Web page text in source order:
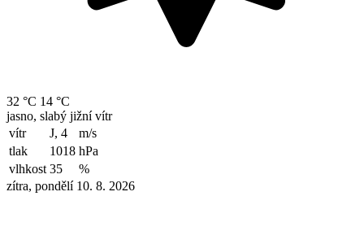
32 °C 14 °C
jasno, slabý jižní vítr
vítr
J, 4
m/s
tlak
1018 hPa
vlhkost 35
%
zítra, pondělí 10. 8. 2026